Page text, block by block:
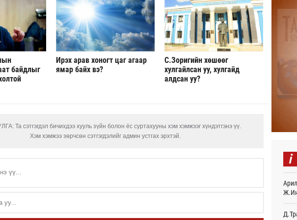
байдлыг
Ирэх арав хоногт цаг агаар
ямар байх вэ?
С.Зоригийн хөшөөг
хулгайлсан уу, хулгайд
алдсан уу?
Та сэтгэгдэл бичихдээ хууль зүйн болон ёс суртахууны хэм хэмжээг хүндэтгэнэ үү.
Хэм хэмжээ зөрчсөн сэтгэгдэлийг админ устгах эрхтэй.
i